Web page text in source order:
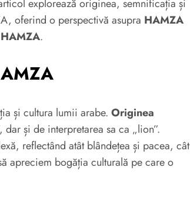
explorează originea, semnificația și
oferind o perspectivă asupra HAMZA
.
și cultura lumii arabe. Originea
și de interpretarea sa ca „lion”.
reflectând atât blândețea și pacea, cât
apreciem bogăția culturală pe care o